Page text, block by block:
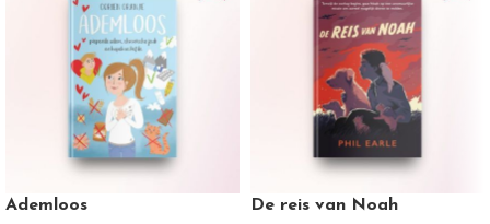
Ademloos De reis van Noah